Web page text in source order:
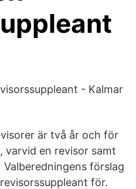
- Kalmar
är två år och för
varvid en revisor samt
förslag
för.